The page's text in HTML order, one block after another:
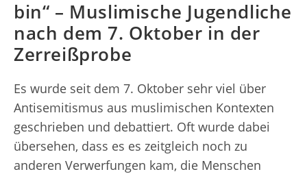
bin“ – Muslimische Jugendliche
nach dem 7. Oktober in der
Zerreißprobe
Es wurde seit dem 7. Oktober sehr viel über
Antisemitismus aus muslimischen Kontexten
geschrieben und debattiert. Oft wurde dabei
übersehen, dass es es zeitgleich noch zu
anderen Verwerfungen kam, die Menschen